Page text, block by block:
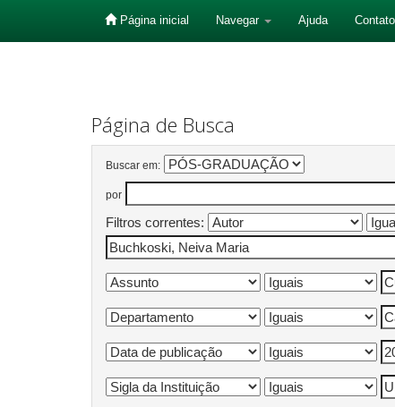
Página inicial Navegar Ajuda Contato
Página de Busca
Buscar em:
por
Filtros correntes: